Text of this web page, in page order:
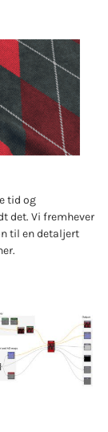
tid og
det. Vi fremhever
til en detaljert